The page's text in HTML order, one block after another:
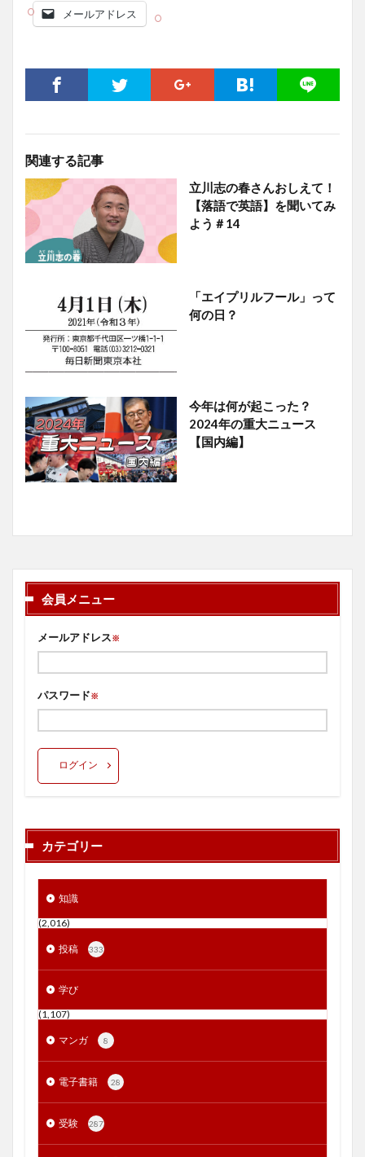
メールアドレス
関連する記事
立川志の春さんおしえて！
【落語で英語】を聞いてみ
よう＃14
「エイプリルフール」って
何の日？
今年は何が起こった？
2024年の重大ニュース
【国内編】
会員メニュー
メールアドレス※
パスワード※
ログイン
カテゴリー
知識
(2,016)
投稿 333
学び
(1,107)
マンガ 8
電子書籍 28
受験 287